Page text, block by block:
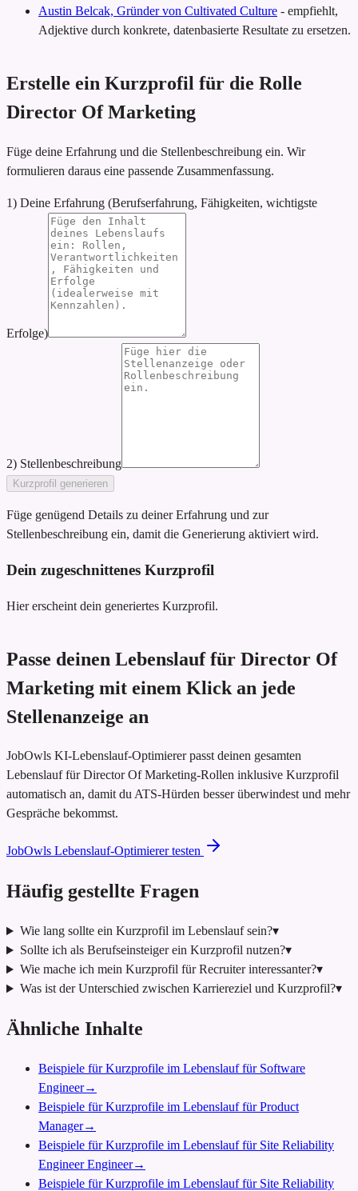
Austin Belcak, Gründer von Cultivated Culture - empfiehlt,
Adjektive durch konkrete, datenbasierte Resultate zu ersetzen.
Erstelle ein Kurzprofil für die Rolle
Director Of Marketing
Füge deine Erfahrung und die Stellenbeschreibung ein. Wir
formulieren daraus eine passende Zusammenfassung.
1) Deine Erfahrung (Berufserfahrung, Fähigkeiten, wichtigste
Erfolge)
2) Stellenbeschreibung
Kurzprofil generieren
Füge genügend Details zu deiner Erfahrung und zur
Stellenbeschreibung ein, damit die Generierung aktiviert wird.
Dein zugeschnittenes Kurzprofil
Hier erscheint dein generiertes Kurzprofil.
Passe deinen Lebenslauf für Director Of
Marketing mit einem Klick an jede
Stellenanzeige an
JobOwls KI-Lebenslauf-Optimierer passt deinen gesamten
Lebenslauf für Director Of Marketing-Rollen inklusive Kurzprofil
automatisch an, damit du ATS-Hürden besser überwindest und mehr
Gespräche bekommst.
JobOwls Lebenslauf-Optimierer testen
Häufig gestellte Fragen
Wie lang sollte ein Kurzprofil im Lebenslauf sein?▾
Sollte ich als Berufseinsteiger ein Kurzprofil nutzen?▾
Wie mache ich mein Kurzprofil für Recruiter interessanter?▾
Was ist der Unterschied zwischen Karriereziel und Kurzprofil?▾
Ähnliche Inhalte
Beispiele für Kurzprofile im Lebenslauf für Software
Engineer→
Beispiele für Kurzprofile im Lebenslauf für Product
Manager→
Beispiele für Kurzprofile im Lebenslauf für Site Reliability
Engineer Engineer→
Beispiele für Kurzprofile im Lebenslauf für Site Reliability